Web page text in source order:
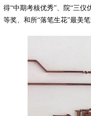
得“中期考核优秀”、院“三仪
等奖、和所“落笔生花”最美